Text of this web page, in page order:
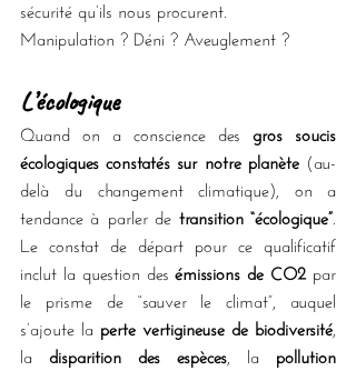
sécurité qu’ils nous procurent.
Manipulation ? Déni ? Aveuglement ?
L’écologique
Quand on a conscience des gros soucis
écologiques constatés sur notre planète (au-
delà du changement climatique), on a
tendance à parler de transition “écologique”.
Le constat de départ pour ce qualificatif
inclut la question des émissions de CO2 par
le prisme de “sauver le climat”, auquel
s’ajoute la perte vertigineuse de biodiversité,
la disparition des espèces, la pollution